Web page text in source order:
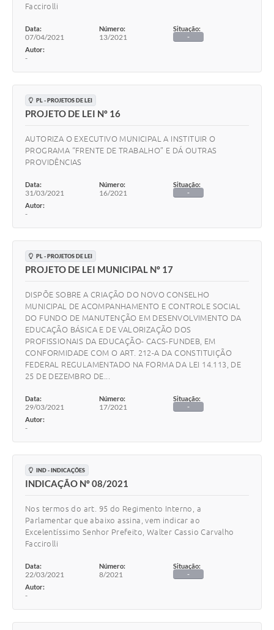
Faccirolli
Data:
07/04/2021
Número:
13/2021
Situação:
-
Autor:
-
PL - PROJETOS DE LEI
PROJETO DE LEI Nº 16
AUTORIZA O EXECUTIVO MUNICIPAL A INSTITUIR O
PROGRAMA “FRENTE DE TRABALHO” E DÁ OUTRAS
PROVIDÊNCIAS
Data:
31/03/2021
Número:
16/2021
Situação:
-
Autor:
-
PL - PROJETOS DE LEI
PROJETO DE LEI MUNICIPAL Nº 17
DISPÕE SOBRE A CRIAÇÃO DO NOVO CONSELHO
MUNICIPAL DE ACOMPANHAMENTO E CONTROLE SOCIAL
DO FUNDO DE MANUTENÇÃO EM DESENVOLVIMENTO DA
EDUCAÇÃO BÁSICA E DE VALORIZAÇÃO DOS
PROFISSIONAIS DA EDUCAÇÃO- CACS-FUNDEB, EM
CONFORMIDADE COM O ART. 212-A DA CONSTITUIÇÃO
FEDERAL REGULAMENTADO NA FORMA DA LEI 14.113, DE
25 DE DEZEMBRO DE...
Data:
29/03/2021
Número:
17/2021
Situação:
-
Autor:
-
IND - INDICAÇÕES
INDICAÇÃO Nº 08/2021
Nos termos do art. 95 do Regimento Interno, a
Parlamentar que abaixo assina, vem indicar ao
Excelentíssimo Senhor Prefeito, Walter Cassio Carvalho
Faccirolli
Data:
22/03/2021
Número:
8/2021
Situação:
-
Autor:
-